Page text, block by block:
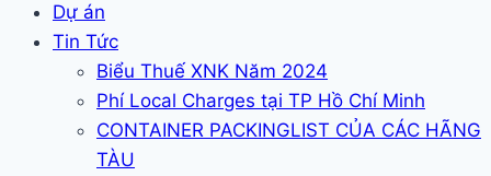
Dự án
Tin Tức
Biểu Thuế XNK Năm 2024
Phí Local Charges tại TP Hồ Chí Minh
CONTAINER PACKINGLIST CỦA CÁC HÃNG
TÀU